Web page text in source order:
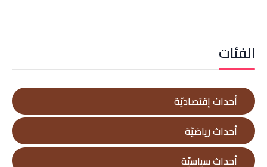
الفئات
أحداث إقتصاديّة
أحداث رياضيّة
أحداث سياسيّة